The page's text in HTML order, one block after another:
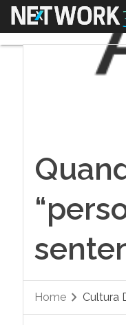
Menu
Home Cultura